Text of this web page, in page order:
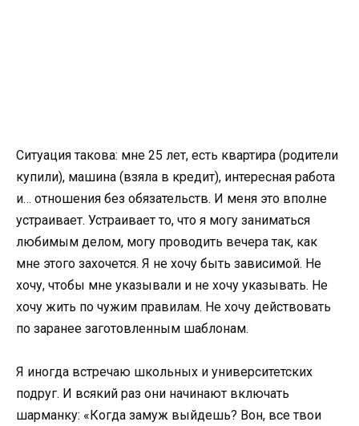
Ситуация такова: мне 25 лет, есть квартира (родители
купили), машина (взяла в кредит), интересная работа
и… отношения без обязательств. И меня это вполне
устраивает. Устраивает то, что я могу заниматься
любимым делом, могу проводить вечера так, как
мне этого захочется. Я не хочу быть зависимой. Не
хочу, чтобы мне указывали и не хочу указывать. Не
хочу жить по чужим правилам. Не хочу действовать
по заранее заготовленным шаблонам.
Я иногда встречаю школьных и университетских
подруг. И всякий раз они начинают включать
шарманку: «Когда замуж выйдешь? Вон, все твои